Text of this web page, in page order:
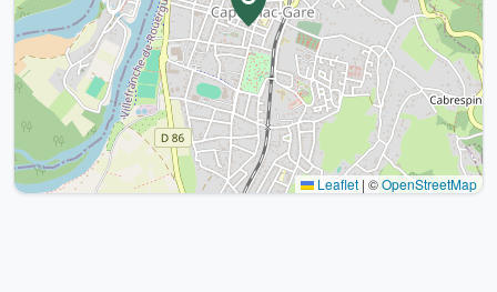
Leaflet | ©OpenStreetMap